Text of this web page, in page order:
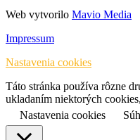
Web vytvorilo Mavio Media
Impressum
Nastavenia cookies
Táto stránka používa rôzne
ukladaním niektorých
Nastavenia cookies